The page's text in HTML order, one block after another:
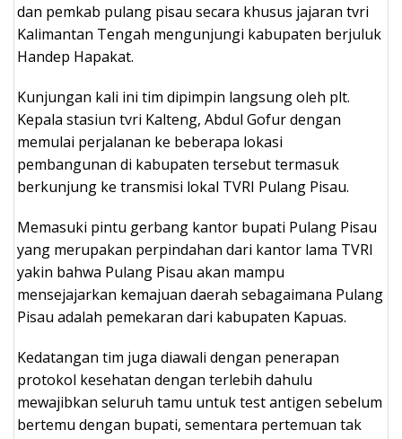
dan pemkab pulang pisau secara khusus jajaran tvri
Kalimantan Tengah mengunjungi kabupaten berjuluk
Handep Hapakat.
Kunjungan kali ini tim dipimpin langsung oleh plt.
Kepala stasiun tvri Kalteng, Abdul Gofur dengan
memulai perjalanan ke beberapa lokasi
pembangunan di kabupaten tersebut termasuk
berkunjung ke transmisi lokal TVRI Pulang Pisau.
Memasuki pintu gerbang kantor bupati Pulang Pisau
yang merupakan perpindahan dari kantor lama TVRI
yakin bahwa Pulang Pisau akan mampu
mensejajarkan kemajuan daerah sebagaimana Pulang
Pisau adalah pemekaran dari kabupaten Kapuas.
Kedatangan tim juga diawali dengan penerapan
protokol kesehatan dengan terlebih dahulu
mewajibkan seluruh tamu untuk test antigen sebelum
bertemu dengan bupati, sementara pertemuan tak